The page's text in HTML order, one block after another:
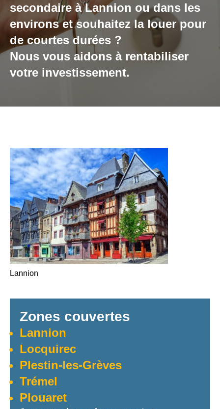
secondaire à Lannion ou dans les
environs et souhaitez la louer pour
de courtes durées ?
Nous vous aidons à rentabiliser
votre investissement.
Lannion
Zones couvertes
Lannion
Locquirec
Plestin-les-Grèves
Trémel
Plouaret